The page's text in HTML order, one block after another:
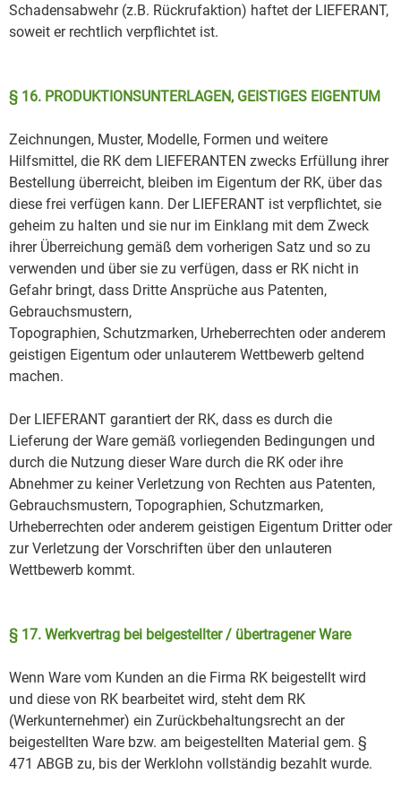
Schadensabwehr (z.B. Rückrufaktion) haftet der LIEFERANT,
soweit er rechtlich verpflichtet ist.
§ 16. PRODUKTIONSUNTERLAGEN, GEISTIGES EIGENTUM
Zeichnungen, Muster, Modelle, Formen und weitere
Hilfsmittel, die RK dem LIEFERANTEN zwecks Erfüllung ihrer
Bestellung überreicht, bleiben im Eigentum der RK, über das
diese frei verfügen kann. Der LIEFERANT ist verpflichtet, sie
geheim zu halten und sie nur im Einklang mit dem Zweck
ihrer Überreichung gemäß dem vorherigen Satz und so zu
verwenden und über sie zu verfügen, dass er RK nicht in
Gefahr bringt, dass Dritte Ansprüche aus Patenten,
Gebrauchsmustern,
Topographien, Schutzmarken, Urheberrechten oder anderem
geistigen Eigentum oder unlauterem Wettbewerb geltend
machen.
Der LIEFERANT garantiert der RK, dass es durch die
Lieferung der Ware gemäß vorliegenden Bedingungen und
durch die Nutzung dieser Ware durch die RK oder ihre
Abnehmer zu keiner Verletzung von Rechten aus Patenten,
Gebrauchsmustern, Topographien, Schutzmarken,
Urheberrechten oder anderem geistigen Eigentum Dritter oder
zur Verletzung der Vorschriften über den unlauteren
Wettbewerb kommt.
§ 17. Werkvertrag bei beigestellter / übertragener Ware
Wenn Ware vom Kunden an die Firma RK beigestellt wird
und diese von RK bearbeitet wird, steht dem RK
(Werkunternehmer) ein Zurückbehaltungsrecht an der
beigestellten Ware bzw. am beigestellten Material gem. §
471 ABGB zu, bis der Werklohn vollständig bezahlt wurde.